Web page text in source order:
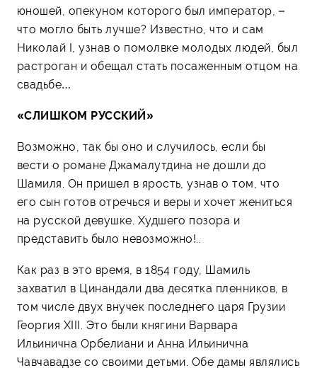
юношей, опекуном которого был император, –
что могло быть лучше? Известно, что и сам
Николай I, узнав о помолвке молодых людей, был
растроган и обещал стать посаженным отцом на
свадьбе…
«СЛИШКОМ РУССКИЙ»
Возможно, так бы оно и случилось, если бы
вести о романе Джамалутдина не дошли до
Шамиля. Он пришел в ярость, узнав о том, что
его сын готов отречься и веры и хочет жениться
на русской девушке. Худшего позора и
представить было невозможно!..
Как раз в это время, в 1854 году, Шамиль
захватил в Цинандали два десятка пленников, в
том числе двух внучек последнего царя Грузии
Георгия XIII. Это были княгини Варвара
Ильинична Орбелиани и Анна Ильинична
Чавчавадзе со своими детьми. Обе дамы являлись